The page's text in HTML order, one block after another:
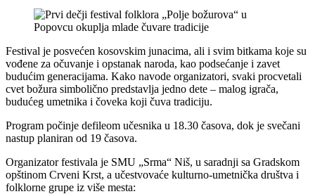
Festival je posvećen kosovskim junacima, ali i svim bitkama koje su
vođene za očuvanje i opstanak naroda, kao podsećanje i zavet
budućim generacijama. Kako navode organizatori, svaki procvetali
cvet božura simbolično predstavlja jedno dete – malog igrača,
budućeg umetnika i čoveka koji čuva tradiciju.
Program počinje defileom učesnika u 18.30 časova, dok je svečani
nastup planiran od 19 časova.
Organizator festivala je SMU „Srma“ Niš, u saradnji sa Gradskom
opštinom Crveni Krst, a učestvovaće kulturno-umetnička društva i
folklorne grupe iz više mesta: